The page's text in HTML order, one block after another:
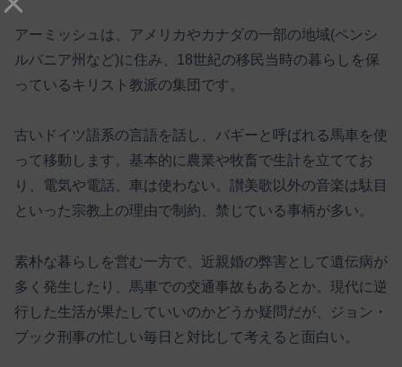
アーミッシュは、アメリカやカナダの一部の地域(ペンシ
ルバニア州など)に住み、18世紀の移民当時の暮らしを保
っているキリスト教派の集団です。
古いドイツ語系の言語を話し、バギーと呼ばれる馬車を使
って移動します。基本的に農業や牧畜で生計を立ててお
り、電気や電話、車は使わない。讃美歌以外の音楽は駄目
といった宗教上の理由で制約、禁じている事柄が多い。
素朴な暮らしを営む一方で、近親婚の弊害として遺伝病が
多く発生したり、馬車での交通事故もあるとか。現代に逆
行した生活が果たしていいのかどうか疑問だが、ジョン・
ブック刑事の忙しい毎日と対比して考えると面白い。